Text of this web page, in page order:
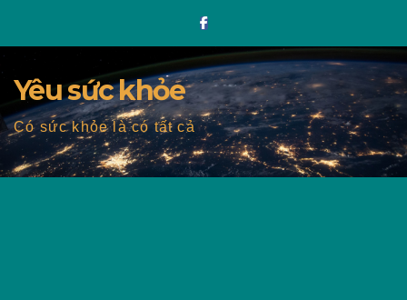
Yêu sức khỏe
Có sức khỏe là có tất cả